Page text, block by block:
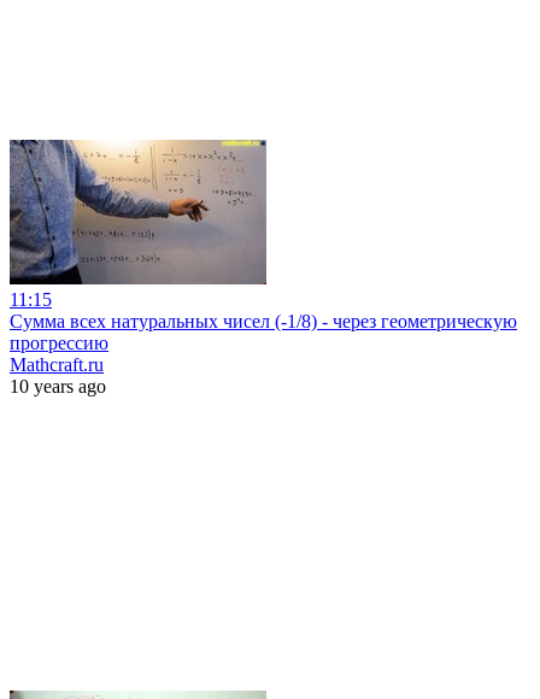
11:15
Сумма всех натуральных чисел (-1/8) - через геометрическую
прогрессию
Mathcraft.ru
10 years ago